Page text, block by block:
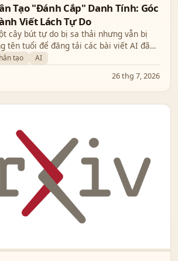
Tạo "Đánh Cắp" Danh Tính: Góc
Viết Lách Tự Do
cây bút tự do bị sa thải nhưng vẫn bị
tên tuổi để đăng tải các bài viết AI đã
cảnh báo về đạo đức nghề nghiệp
nghệ.
tạo
AI
26 thg 7, 2026